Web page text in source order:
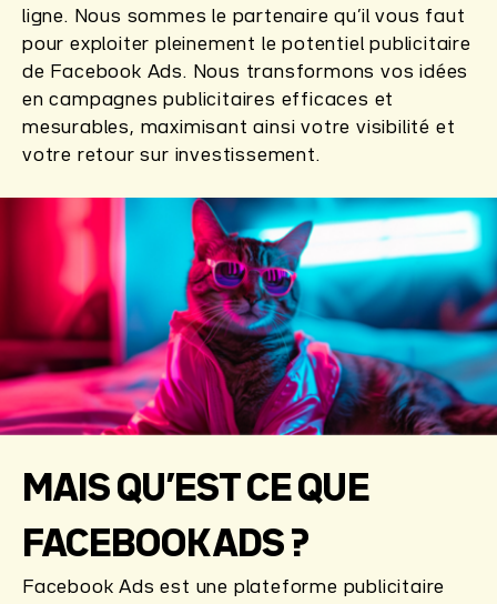
ligne. Nous sommes le partenaire qu’il vous faut
pour exploiter pleinement le potentiel publicitaire
de Facebook Ads. Nous transformons vos idées
en campagnes publicitaires efficaces et
mesurables, maximisant ainsi votre visibilité et
votre retour sur investissement.
MAIS QU’EST CE QUE
FACEBOOK ADS ?
Facebook Ads est une plateforme publicitaire